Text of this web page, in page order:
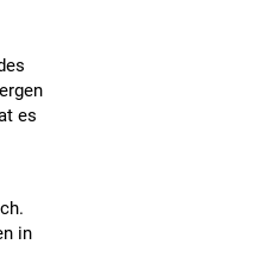
es
in